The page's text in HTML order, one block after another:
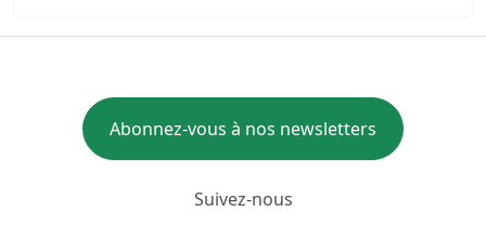
Abonnez-vous à nos newsletters
Suivez-nous